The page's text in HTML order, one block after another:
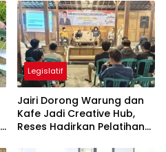
Legislatif
Jairi Dorong Warung dan
Kafe Jadi Creative Hub,
Reses Hadirkan Pelatihan